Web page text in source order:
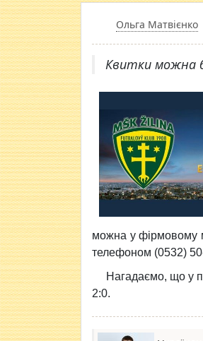
Ольга Матвієнко
Квитки можна
можна у фірмовому
телефоном (0532)
Нагадаємо, що у
2:0.